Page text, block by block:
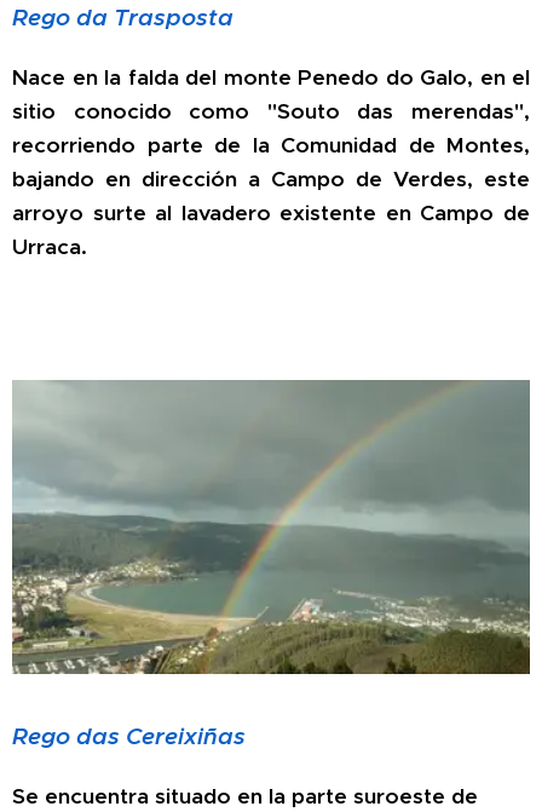
Rego da Trasposta
Nace en la falda del monte Penedo do Galo, en el
sitio conocido como "Souto das merendas",
recorriendo parte de la Comunidad de Montes,
bajando en dirección a Campo de Verdes, este
arroyo surte al lavadero existente en Campo de
Urraca.
Rego das Cereixiñas
Se encuentra situado en la parte suroeste de